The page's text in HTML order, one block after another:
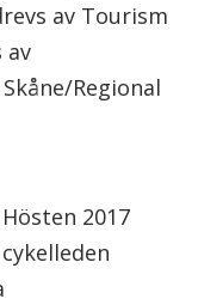
av Tourism
av
Regional
2017